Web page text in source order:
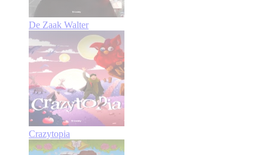
De Zaak Walter
Crazytopia